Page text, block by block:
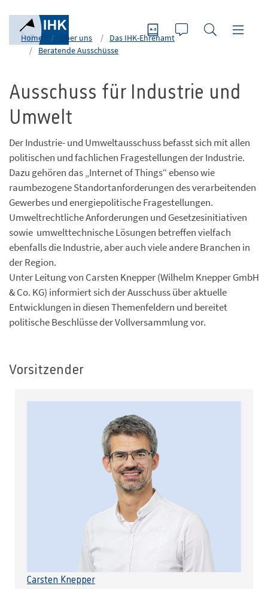
Home Über uns
Das IHK-Ehrenamt
Beratende Ausschüsse
Ausschuss für Industrie und
Umwelt
Der Industrie- und Umweltausschuss befasst sich mit allen
politischen und fachlichen Fragestellungen der Industrie.
Dazu gehören das „Internet of Things“ ebenso wie
raumbezogene Standortanforderungen des verarbeitenden
Gewerbes und energiepolitische Fragestellungen.
Umweltrechtliche Anforderungen und Gesetzesinitiativen
sowie umwelttechnische Lösungen betreffen vielfach
ebenfalls die Industrie, aber auch viele andere Branchen in
der Region.
Unter Leitung von Carsten Knepper (Wilhelm Knepper GmbH
& Co. KG) informiert sich der Ausschuss über aktuelle
Entwicklungen in diesen Themenfeldern und bereitet
politische Beschlüsse der Vollversammlung vor.
Vorsitzender
Carsten Knepper